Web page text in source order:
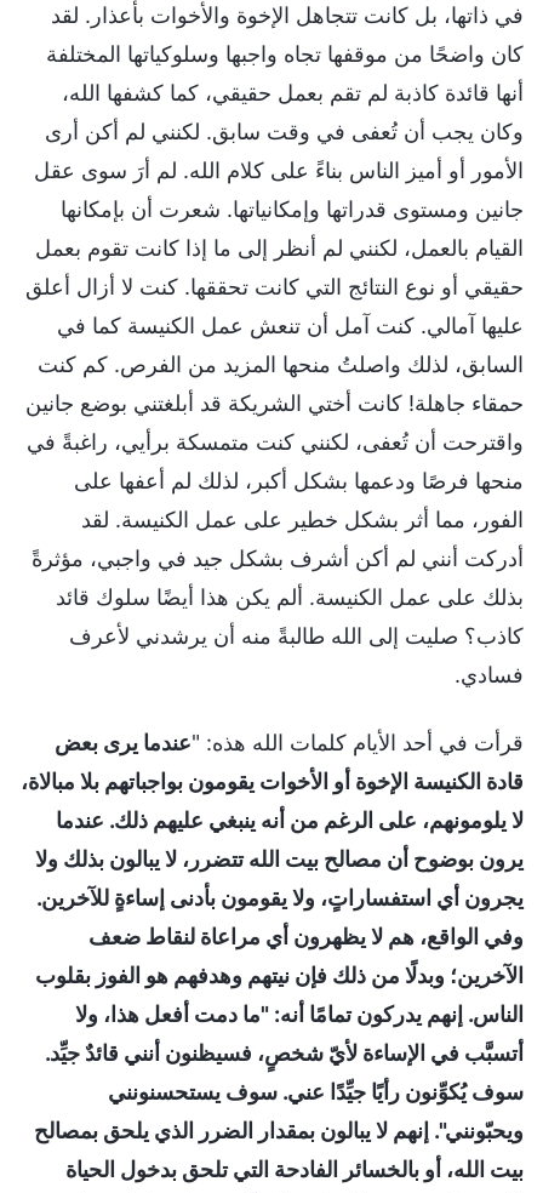
في ذاتها، بل كانت تتجاهل الإخوة والأخوات بأعذار. لقد
كان واضحًا من موقفها تجاه واجبها وسلوكياتها المختلفة
أنها قائدة كاذبة لم تقم بعمل حقيقي، كما كشفها الله،
وكان يجب أن تُعفى في وقت سابق. لكنني لم أكن أرى
الأمور أو أميز الناس بناءً على كلام الله. لم أرَ سوى عقل
جانين ومستوى قدراتها وإمكانياتها. شعرت أن بإمكانها
القيام بالعمل، لكنني لم أنظر إلى ما إذا كانت تقوم بعمل
حقيقي أو نوع النتائج التي كانت تحققها. كنت لا أزال أعلق
عليها آمالي. كنت آمل أن تنعش عمل الكنيسة كما في
السابق، لذلك واصلتُ منحها المزيد من الفرص. كم كنت
حمقاء جاهلة! كانت أختي الشريكة قد أبلغتني بوضع جانين
واقترحت أن تُعفى، لكنني كنت متمسكة برأيي، راغبةً في
منحها فرصًا ودعمها بشكل أكبر، لذلك لم أعفها على
الفور، مما أثر بشكل خطير على عمل الكنيسة. لقد
أدركت أنني لم أكن أشرف بشكل جيد في واجبي، مؤثرةً
بذلك على عمل الكنيسة. ألم يكن هذا أيضًا سلوك قائد
كاذب؟ صليت إلى الله طالبةً منه أن يرشدني لأعرف
فسادي.
قرأت في أحد الأيام كلمات الله هذه: "عندما يرى بعض
قادة الكنيسة الإخوة أو الأخوات يقومون بواجباتهم بلا مبالاة،
لا يلومونهم، على الرغم من أنه ينبغي عليهم ذلك. عندما
يرون بوضوح أن مصالح بيت الله تتضرر، لا يبالون بذلك ولا
يجرون أي استفساراتٍ، ولا يقومون بأدنى إساءةٍ للآخرين.
وفي الواقع، هم لا يظهرون أي مراعاة لنقاط ضعف
الآخرين؛ وبدلًا من ذلك فإن نيتهم وهدفهم هو الفوز بقلوب
الناس. إنهم يدركون تمامًا أنه: "ما دمت أفعل هذا، ولا
أتسبَّب في الإساءة لأيّ شخصٍ، فسيظنون أنني قائدٌ جيِّد.
سوف يُكوِّنون رأيًا جيِّدًا عني. سوف يستحسنونني
ويحبّونني". إنهم لا يبالون بمقدار الضرر الذي يلحق بمصالح
بيت الله، أو بالخسائر الفادحة التي تلحق بدخول الحياة